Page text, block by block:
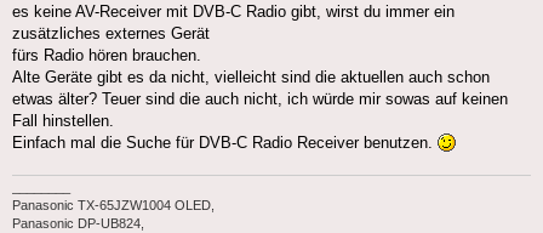
es keine AV-Receiver mit DVB-C Radio gibt, wirst du immer ein
zusätzliches externes Gerät
fürs Radio hören brauchen.
Alte Geräte gibt es da nicht, vielleicht sind die aktuellen auch schon
etwas älter? Teuer sind die auch nicht, ich würde mir sowas auf keinen
Fall hinstellen.
Einfach mal die Suche für DVB-C Radio Receiver benutzen.
Panasonic TX-65JZW1004 OLED,
Panasonic DP-UB824,